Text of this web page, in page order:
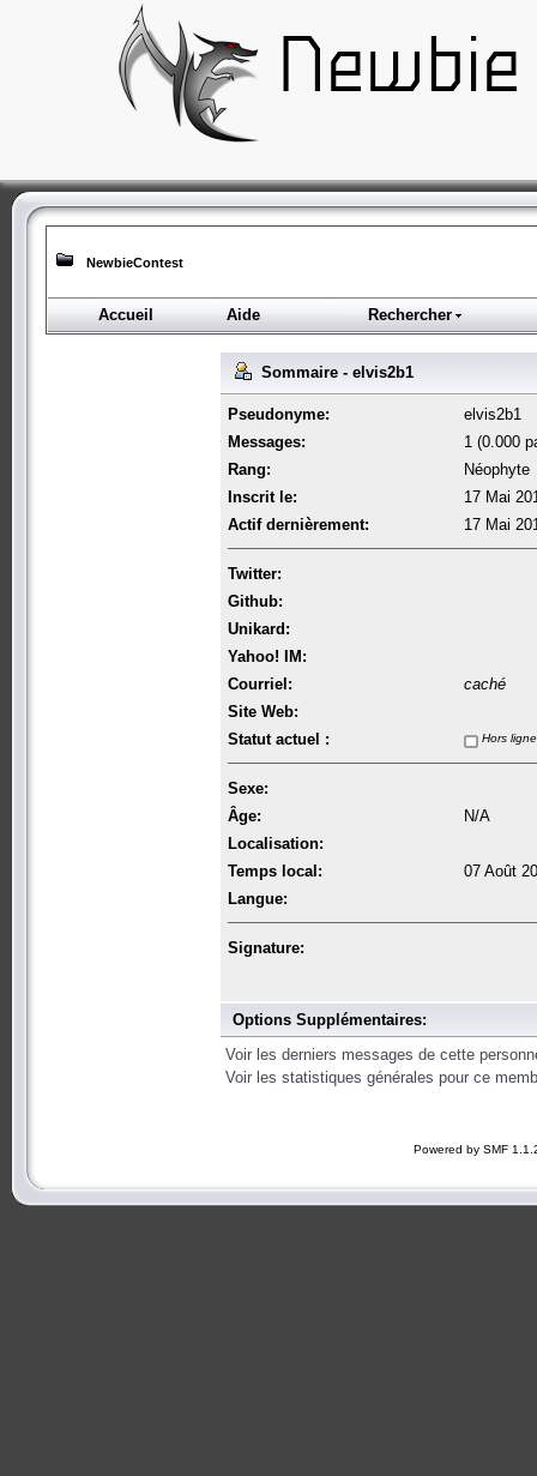
NewbieContest
Accueil Aide Rechercher
Sommaire - elvis2b1
Pseudonyme:
elvis2b1
Messages:
1 (0.000
Rang:
Néophyte
Inscrit le:
17 Mai
Actif dernièrement:
17 Mai
Twitter:
Github:
Unikard:
Yahoo! IM:
Courriel:
caché
Site Web:
Statut actuel :
Hors ligne
Sexe:
Âge:
N/A
Localisation:
Temps local:
07 Août
Langue:
Signature:
Options Supplémentaires:
Voir les derniers messages de cette
Voir les statistiques générales pour ce
Powered by SMF